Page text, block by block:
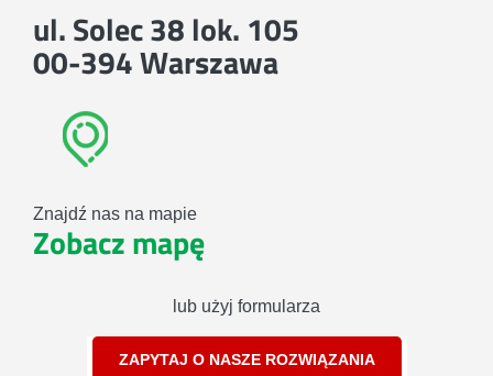
ul. Solec 38 lok. 105
00-394 Warszawa
Znajdź nas na mapie
Zobacz mapę
lub użyj formularza
ZAPYTAJ O NASZE ROZWIĄZANIA